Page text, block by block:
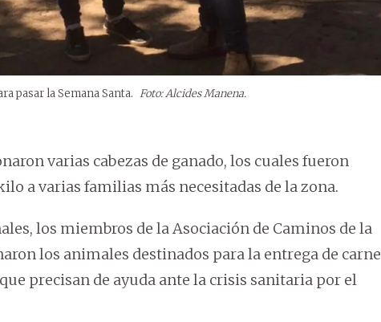
pasar la Semana Santa. Foto: Alcides Manena.
varias cabezas de ganado, los cuales fueron
a varias familias más necesitadas de la zona.
los miembros de la Asociación de Caminos de la
los animales destinados para la entrega de carne
precisan de ayuda ante la crisis sanitaria por el